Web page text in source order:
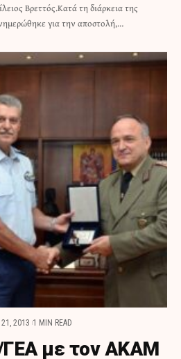
Βρεττός.Κατά τη διάρκεια της
για την αποστολή,…
21, 2013 1 MIN READ
ΓΕΑ με τον ΑΚΑΜ